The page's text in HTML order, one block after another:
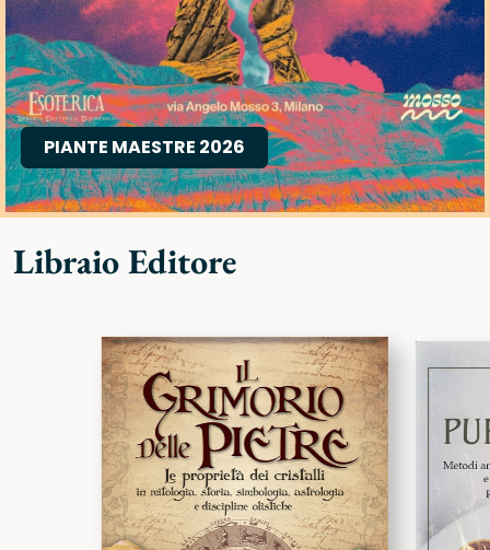
PIANTE MAESTRE 2026
Libraio Editore